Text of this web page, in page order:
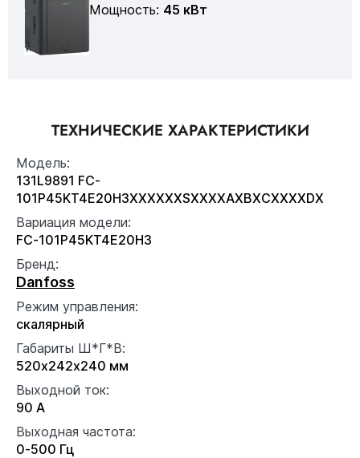
Мощность: 45 кВт
ТЕХНИЧЕСКИЕ ХАРАКТЕРИСТИКИ
Модель:
131L9891 FC-
101P45KT4E20H3XXXXXXSXXXXAXBXCXXXXDX
Вариация модели:
FC-101P45KT4E20H3
Бренд:
Danfoss
Режим управления:
скалярный
Габариты Ш*Г*В:
520x242x240 мм
Выходной ток:
90 А
Выходная частота:
0-500 Гц